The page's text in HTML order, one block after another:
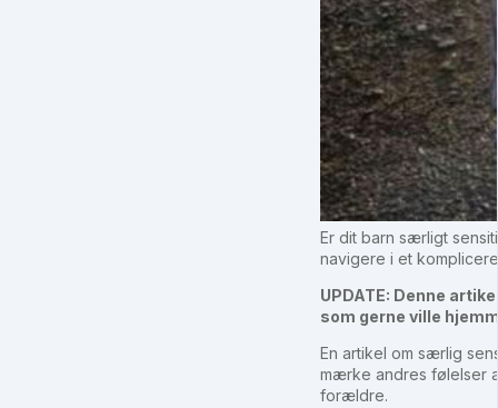
Er dit barn særligt
navigere i et
UPDATE: Denne
som gerne ville
En artikel om særlig
mærke andres følelser
forældre.